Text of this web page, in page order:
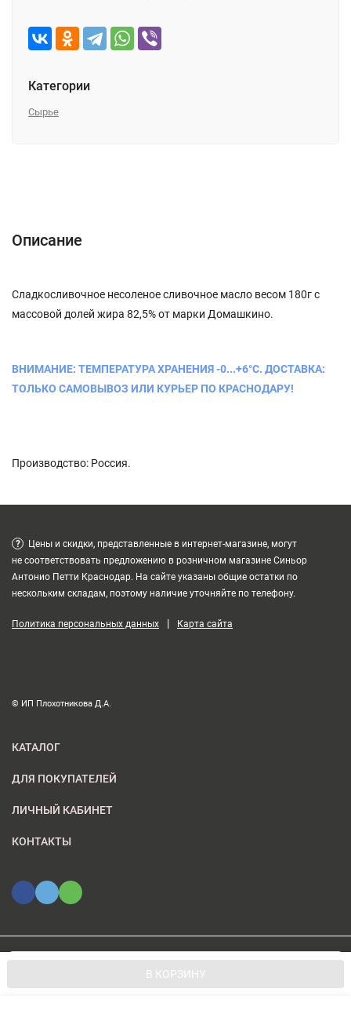
В КОРЗИНУ
Категории
Сырье
Описание
Сладкосливочное несоленое сливочное масло весом 180г с
массовой долей жира 82,5% от марки Домашкино.
ВНИМАНИЕ: ТЕМПЕРАТУРА ХРАНЕНИЯ -0...+6°C. ДОСТАВКА:
ТОЛЬКО САМОВЫВОЗ ИЛИ КУРЬЕР ПО КРАСНОДАРУ!
Производство: Россия.
?
Цены и скидки, представленные в интернет-магазине, могут
не соответствовать предложению в розничном магазине Синьор
Антонио Петти Краснодар. На сайте указаны общие остатки по
нескольким складам, поэтому наличие уточняйте по телефону.
Политика персональных данных | Карта сайта
© ИП Плохотникова Д.А.
КАТАЛОГ
ДЛЯ ПОКУПАТЕЛЕЙ
ЛИЧНЫЙ КАБИНЕТ
КОНТАКТЫ